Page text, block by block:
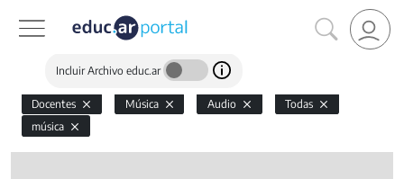
Incluir Archivo educ.ar
Docentes Música Audio
Todas
música